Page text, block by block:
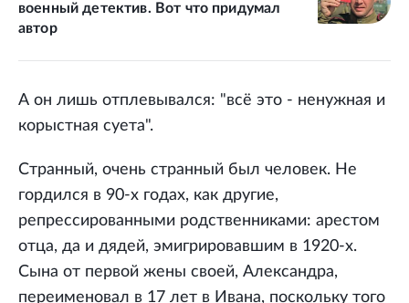
военный детектив. Вот что придумал
автор
А он лишь отплевывался: "всё это - ненужная и
корыстная суета".
Странный, очень странный был человек. Не
гордился в 90-х годах, как другие,
репрессированными родственниками: арестом
отца, да и дядей, эмигрировавшим в 1920-х.
Сына от первой жены своей, Александра,
переименовал в 17 лет в Ивана, поскольку того